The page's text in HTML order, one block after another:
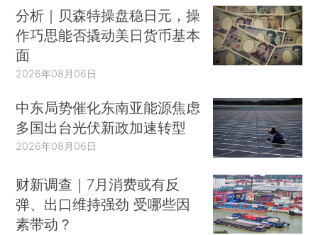
分析｜贝森特操盘稳日元，操
作巧思能否撬动美日货币基本
面
2026年08月06日
中东局势催化东南亚能源焦虑
多国出台光伏新政加速转型
2026年08月06日
财新调查｜7月消费或有反
弹、出口维持强劲 受哪些因
素带动？